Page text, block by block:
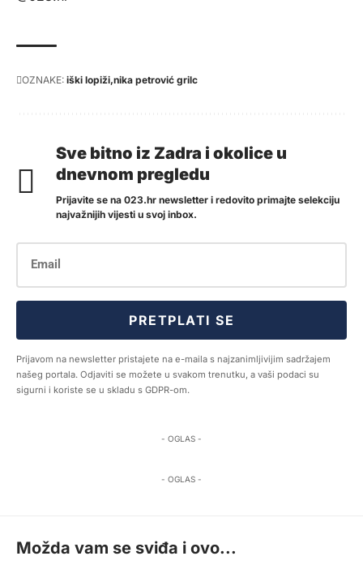
OZNAKE: iški lopiži nika petrović grilc
Sve bitno iz Zadra i okolice u
dnevnom pregledu
Prijavite se na 023.hr newsletter i redovito primajte selekciju
najvažnijih vijesti u svoj inbox.
PRETPLATI SE
Prijavom na newsletter pristajete na e-maila s najzanimljivijim sadržajem
našeg portala. Odjaviti se možete u svakom trenutku, a vaši podaci su
sigurni i koriste se u skladu s GDPR-om.
- OGLAS -
- OGLAS -
Možda vam se sviđa i ovo...